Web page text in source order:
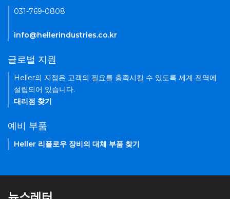
031-769-0808
info@hellerindustries.co.kr
글로벌 지원
Heller의 지점은 고객의 필요를 충족시킬 수 있도록 세계 전역에
설립되어 있습니다.
대리점 찾기
예비 부품
Heller 리플로우 장비의 대체 부품 찾기